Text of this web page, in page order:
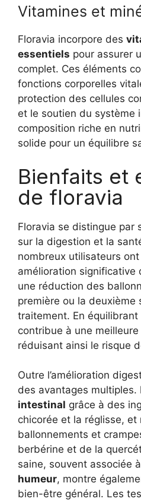
Vitamines et
Floravia incorpore des
essentiels pour assurer
complet. Ces éléments
fonctions corporelles
protection des cellules
et le soutien du système
composition riche en
solide pour un équilibre
Bienfaits et
de floravia
Floravia se distingue par
sur la digestion et la
nombreux utilisateurs
amélioration significative
une réduction des
première ou la deuxième
traitement. En
contribue à une
réduisant ainsi le risque
Outre l’amélioration
des avantages multiples.
intestinal grâce à des
chicorée et la réglisse, et
ballonnements et
berbérine et de la
saine, souvent associée
humeur, montre
bien-être général. Les